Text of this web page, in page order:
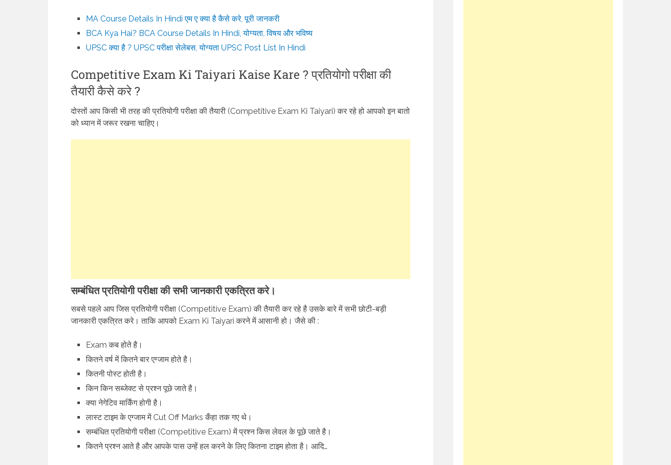
MA Course Details In Hindi एम ए क्या है कैसे करे, पूरी जानकरी
BCA Kya Hai? BCA Course Details In Hindi, योग्यता, विषय और भविष्य
UPSC क्या है ? UPSC परीक्षा सेलेबस, योग्यता UPSC Post List In Hindi
Competitive Exam Ki Taiyari Kaise Kare ? प्रतियोगो परीक्षा की
तैयारी कैसे करे ?
दोस्तों आप किसी भी तरह की प्रतियोगी परीक्षा की तैयारी (Competitive Exam Ki Taiyari) कर रहे हो आपको इन बातो
को ध्यान में जरूर रखना चाहिए।
सम्बंधित प्रतियोगी परीक्षा की सभी जानकारी एकत्रित करे।
सबसे पहले आप जिस प्रतियोगी परीक्षा (Competitive Exam) की तैयारी कर रहे है उसके बारे में सभी छोटी-बड़ी
जानकारी एकत्रित करे। ताकि आपको Exam Ki Taiyari करने में आसानी हो। जैसे की :
Exam कब होते है।
कितने वर्ष में कितने बार एग्जाम होते है।
कितनी पोस्ट होती है।
किन किन सब्जेक्ट से प्रश्न पूछे जाते है।
क्या नेगेटिव मार्किंग होगी है।
लास्ट टाइम के एग्जाम में Cut Off Marks कँहा तक गए थे।
सम्बंधित प्रतियोगी परीक्षा (Competitive Exam) में प्रश्न किस लेवल के पूछे जाते है।
कितने प्रश्न आते है और आपके पास उन्हें हल करने के लिए कितना टाइम होता है। आदि…